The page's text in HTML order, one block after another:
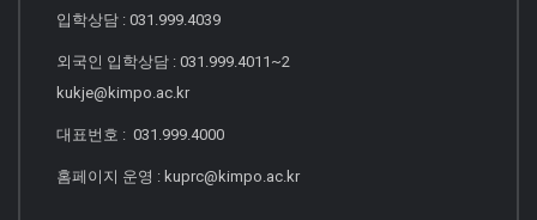
입학상담 : 031.999.4039
외국인 입학상담 : 031.999.4011~2
kukje@kimpo.ac.kr
대표번호 : 031.999.4000
홈페이지 운영 : kuprc@kimpo.ac.kr